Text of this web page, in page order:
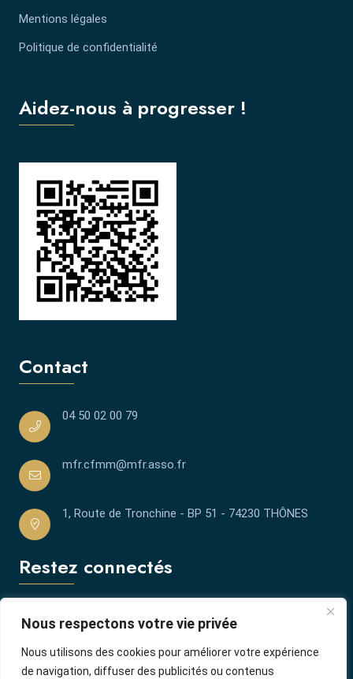
Nous respectons votre vie privée
Nous utilisons des cookies pour améliorer votre expérience
de navigation, diffuser des publicités ou contenus
Mentions légales
Politique de confidentialité
Aidez-nous à progresser !
Contact
04 50 02 00 79
mfr.cfmm@mfr.asso.fr
1, Route de Tronchine - BP 51 - 74230 THÔNES
Restez connectés